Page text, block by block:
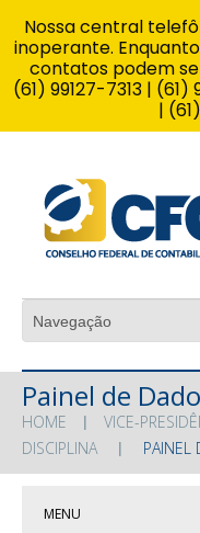
Painel de
HOME
VICE-
DISCIPLINA
PAINEL
MENU
Nossa central
inoperante.
contatos podem
(61) 99127-7313 |
|